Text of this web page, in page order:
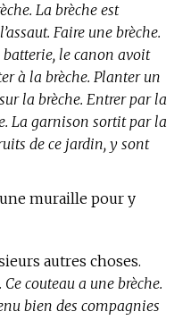
La brèche est
Faire une brèche.
batterie, le canon avoit
à la brèche. Planter un
la brèche. Entrer par la
La garnison sortit par la
de ce jardin, y sont
une muraille pour y
autres choses.
couteau a une brèche.
bien des compagnies